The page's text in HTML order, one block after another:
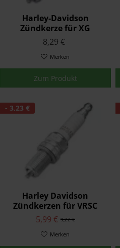
Harley-Davidson
Zündkerze für XG
Modelle und Milwaukee
Eight Motoren 31600012
8,29 €
Merken
Zum Produkt
- 3,23 €
Harley Davidson
Zündkerzen für VRSC
Modelle 32335-04
9,22 €
5,99 €
Merken